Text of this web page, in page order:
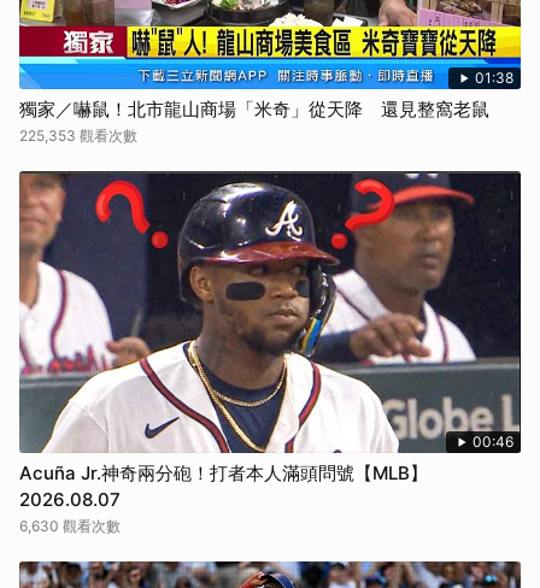
01:38
獨家／嚇鼠！北市龍山商場「米奇」從天降 還見整窩老鼠
225,353 觀看次數
00:46
Acuña Jr.神奇兩分砲！打者本人滿頭問號【MLB】
2026.08.07
6,630 觀看次數